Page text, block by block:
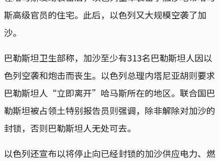
斯高级官员的住宅。此后，以色列又大规模空袭了加
沙。
巴勒斯坦卫生部称，加沙至少有313名巴勒斯坦人因以
色列空袭和炮击而丧生。以色列总理内塔尼亚胡则要求
巴勒斯坦人“立即离开”哈马斯所在的地区。联合国巴
勒斯坦被占领土特别报告员则强调，除非解除对加沙的
封锁，否则巴勒斯坦人无处可去。
以色列还宣布以将停止向已经封锁的加沙供应电力、燃